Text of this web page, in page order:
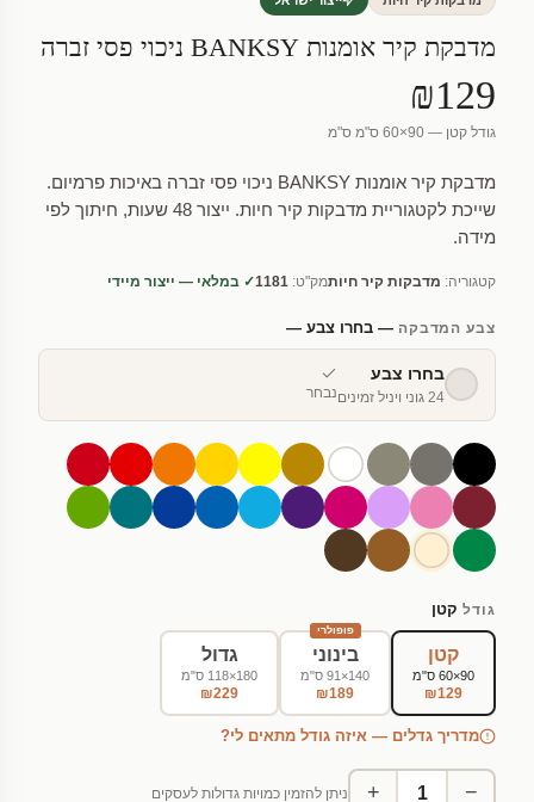
מדבקת קיר אומנות BANKSY ניכוי פסי זברה
₪129
גודל קטן — 90×60 ס"מ ס"מ
מדבקת קיר אומנות BANKSY ניכוי פסי זברה באיכות פרמיום.
שייכת לקטגוריית מדבקות קיר חיות. ייצור 48 שעות, חיתוך לפי
מידה.
קטגוריה: מדבקות קיר חיותמק"ט: 1181✓ במלאי — ייצור מיידי
צבע המדבקה— בחרו צבע —
בחרו צבע
24 גוני ויניל זמינים נבחר
גודל קטן
קטן
90×60 ס"מ
₪129
פופולרי
בינוני
140×91 ס"מ
₪189
גדול
180×118 ס"מ
₪229
מדריך גדלים — איזה גודל מתאים לי?
−
+ ניתן להזמין כמויות גדולות לעסקים